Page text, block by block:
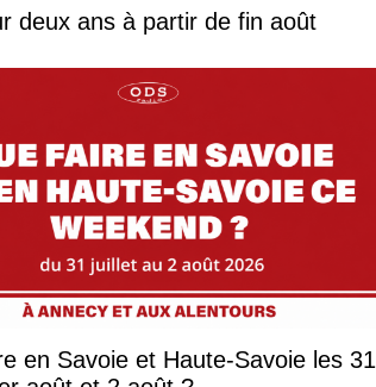
deux ans à partir de fin août
en Savoie et Haute-Savoie les 31